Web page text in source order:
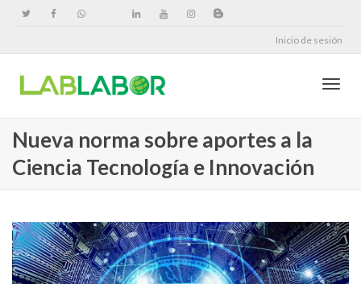
Inicio de sesión
Nueva norma sobre aportes a la
Ciencia Tecnología e Innovación